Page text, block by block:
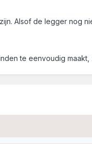
Alsof de legger nog
te eenvoudig